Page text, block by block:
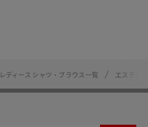
レディース シャツ・ブラウス一覧 エステル